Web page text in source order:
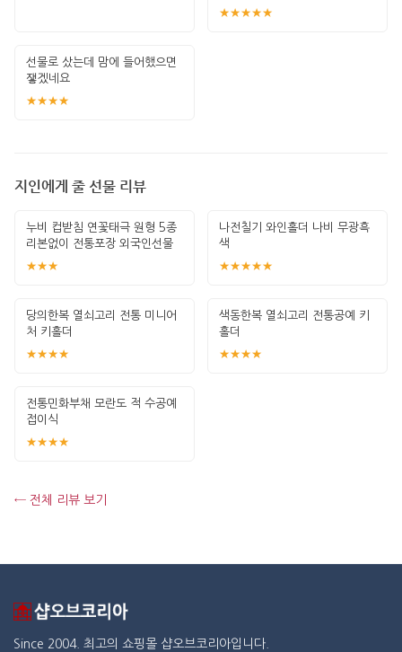
굿~~~
★★★★★
선물로 샀는데 맘에 들어했으면
쟇겠네요
★★★★
지인에게 줄 선물 리뷰
누비 컵받침 연꽃태극 원형 5종
리본없이 전통포장 외국인선물
한국기념
★★★
나전칠기 와인홀더 나비 무광흑
색
★★★★★
당의한복 열쇠고리 전통 미니어
처 키홀더
★★★★
색동한복 열쇠고리 전통공예 키
홀더
★★★★
전통민화부채 모란도 적 수공예
접이식
★★★★
← 전체 리뷰 보기
Since 2004. 최고의 쇼핑몰 샵오브코리아입니다.